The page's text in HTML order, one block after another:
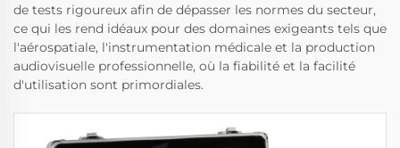
de tests rigoureux afin de dépasser les normes du secteur,
ce qui les rend idéaux pour des domaines exigeants tels que
l'aérospatiale, l'instrumentation médicale et la production
audiovisuelle professionnelle, où la fiabilité et la facilité
d'utilisation sont primordiales.